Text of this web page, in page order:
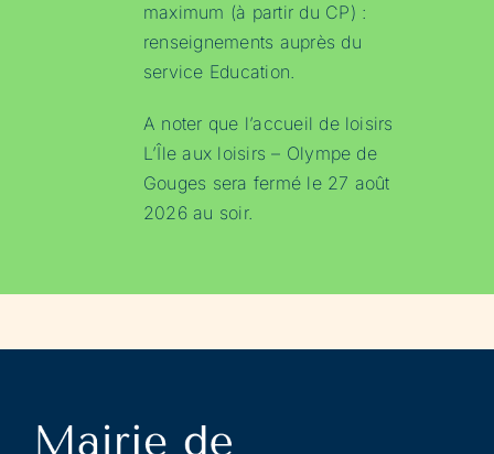
maximum (à partir du CP) :
renseignements auprès du
service Education.
A noter que l’accueil de loisirs
L’Île aux loisirs – Olympe de
Gouges sera fermé le 27 août
2026 au soir.